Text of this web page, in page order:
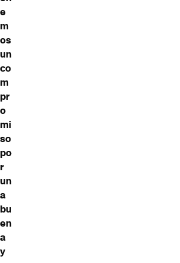
e
m
os
un
co
m
pr
o
mi
so
po
r
un
a
bu
en
a
y